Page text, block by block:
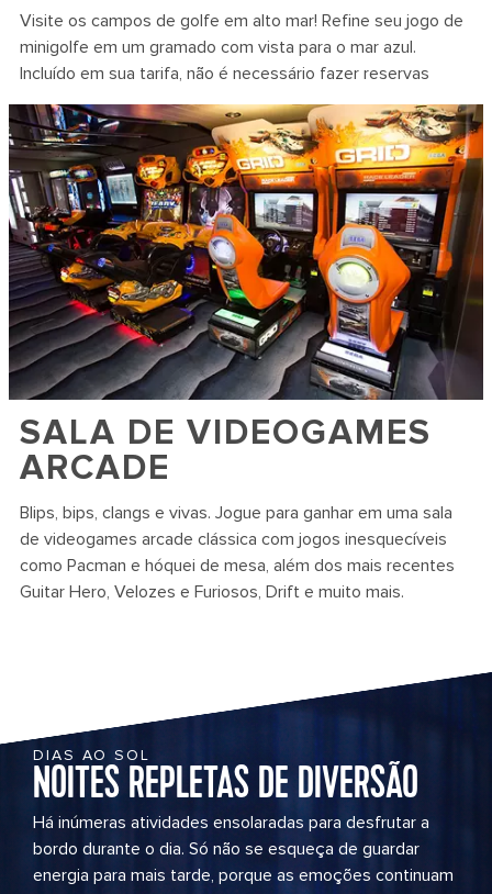
Visite os campos de golfe em alto mar! Refine seu jogo de
minigolfe em um gramado com vista para o mar azul.
Incluído em sua tarifa, não é necessário fazer reservas
SALA DE VIDEOGAMES
ARCADE
Blips, bips, clangs e vivas. Jogue para ganhar em uma sala
de videogames arcade clássica com jogos inesquecíveis
como Pacman e hóquei de mesa, além dos mais recentes
Guitar Hero, Velozes e Furiosos, Drift e muito mais.
DIAS AO SOL
NOITES REPLETAS DE DIVERSÃO
Há inúmeras atividades ensolaradas para desfrutar a
bordo durante o dia. Só não se esqueça de guardar
energia para mais tarde, porque as emoções continuam